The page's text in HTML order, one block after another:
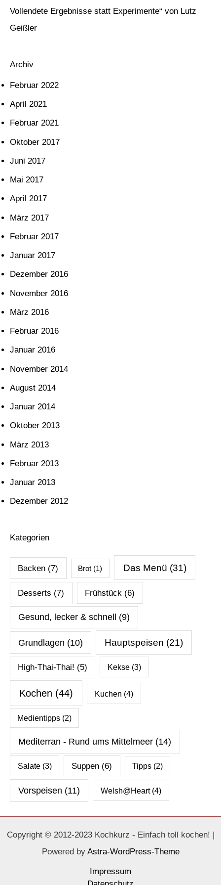
h
:
Vollendete Ergebnisse statt Experimente“ von Lutz
Geißler
Archiv
Februar 2022
April 2021
Februar 2021
Oktober 2017
Juni 2017
Mai 2017
April 2017
März 2017
Februar 2017
Januar 2017
Dezember 2016
November 2016
März 2016
Februar 2016
Januar 2016
November 2014
August 2014
Januar 2014
Oktober 2013
März 2013
Februar 2013
Januar 2013
Dezember 2012
Kategorien
Backen (7) Brot (1) Das Menü (31)
Desserts (7) Frühstück (6)
Gesund, lecker & schnell (9)
Grundlagen (10) Hauptspeisen (21)
High-Thai-Thai! (5) Kekse(3)
Kochen (44) Kuchen (4)
Medientipps (2)
Mediterran - Rund ums Mittelmeer (14)
Salate(3) Suppen (6) Tipps(2)
Vorspeisen (11) Welsh@Heart(4)
Copyright © 2012-2023 Kochkurz - Einfach toll kochen! |
Powered by Astra-WordPress-Theme
Impressum